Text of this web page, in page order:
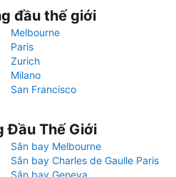
đầu thế giới
Melbourne
Paris
Zurich
Milano
San Francisco
Đầu Thế Giới
Sân bay Melbourne
Sân bay Charles de Gaulle Paris
Sân bay Geneva